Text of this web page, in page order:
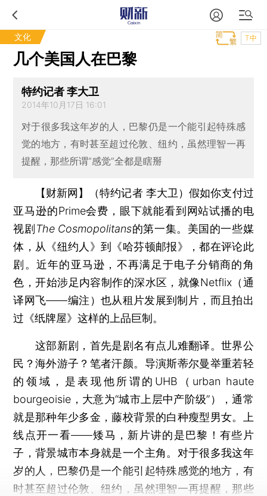
文化 T中
几个美国人在巴黎
特约记者 李大卫
2014年10月17日 16:01
对于很多我这年岁的人，巴黎仍是一个能引起特殊感
觉的地方，有时甚至超过伦敦、纽约，虽然理智一再
提醒，那些所谓“感觉”全都是瞎掰
【财新网】（特约记者 李大卫）假如你支付过
亚马逊的Prime会费，眼下就能看到网站试播的电
视剧 The Cosmopolitans的第一集。美国的一些媒
体，从《纽约人》到《哈芬顿邮报》，都在评论此
剧。近年的亚马逊，不再满足于电子分销商的角
色，开始涉足内容制作的深水区，就像Netflix（通
译网飞——编注）也从租片发展到制片，而且拍出
过《纸牌屋》这样的上品巨制。
这部新剧，首先是剧名有点儿难翻译。世界公
民？海外游子？笔者汗颜。导演斯蒂尔曼举重若轻
的领域，是表现他所谓的UHB（urban haute
bourgeoisie，大意为“城市上层中产阶级”），通常
就是那种年少多金，藤校背景的白种瘦型男女。上
线点开一看——矮马，新片讲的是巴黎！有些片
子，背景城市本身就是一个主角。对于很多我这年
岁的人，巴黎仍是一个能引起特殊感觉的地方，有
时甚至超过伦敦、纽约，虽然理智一再提醒，那些